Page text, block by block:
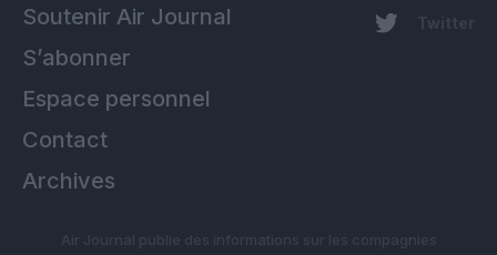
Soutenir Air Journal
S’abonner
Espace personnel
Contact
Archives